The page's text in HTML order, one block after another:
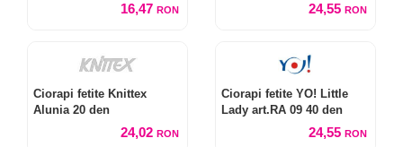
16,47 RON 24,55 RON
Ciorapi fetite Knittex
Alunia 20 den
24,02 RON
Ciorapi fetite YO! Little
Lady art.RA 09 40 den
24,55 RON